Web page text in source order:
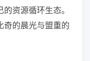
资源循环生态。
奇的晨光与盟重的